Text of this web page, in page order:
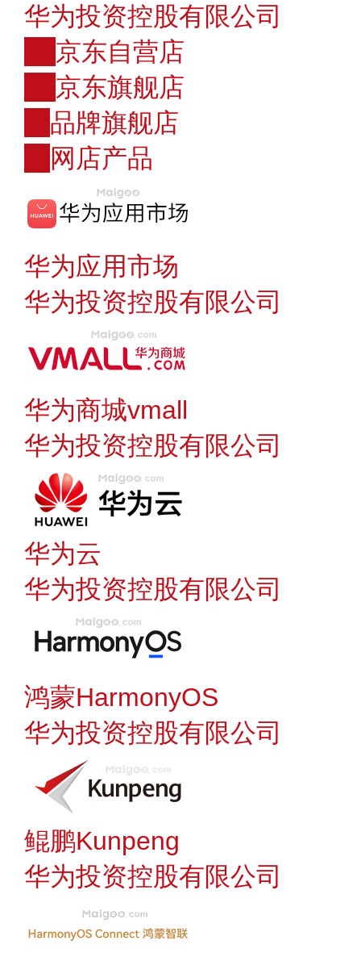
华为投资控股有限公司
京东自营店
京东旗舰店
品牌旗舰店
网店产品
华为应用市场
华为投资控股有限公司
华为商城vmall
华为投资控股有限公司
华为云
华为投资控股有限公司
鸿蒙HarmonyOS
华为投资控股有限公司
鲲鹏Kunpeng
华为投资控股有限公司